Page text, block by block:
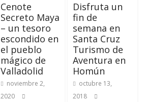
Cenote
Secreto Maya
– un tesoro
escondido en
el pueblo
mágico de
Valladolid
noviembre 2,
2020
Disfruta un
fin de
semana en
Santa Cruz
Turismo de
Aventura en
Homún
octubre 13,
2018